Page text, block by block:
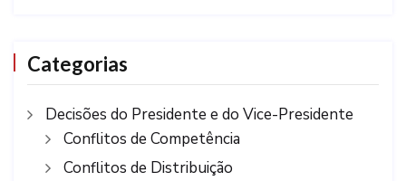
Categorias
Decisões do Presidente e do Vice-Presidente
Conflitos de Competência
Conflitos de Distribuição